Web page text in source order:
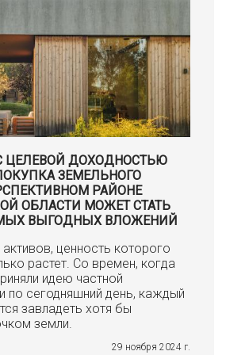
ЦЕЛЕВОЙ ДОХОДНОСТЬЮ
ЗЕМЕЛЬНОГО
РАЙОНЕ
ОБЛАСТИ МОЖЕТ СТАТЬ
ВЫГОДНЫХ ВЛОЖЕНИЙ
ценность которого
растет. Со времен, когда
идею частной
по сегодняшний день, каждый
завладеть хотя бы
земли.
29 ноября 2024 г.